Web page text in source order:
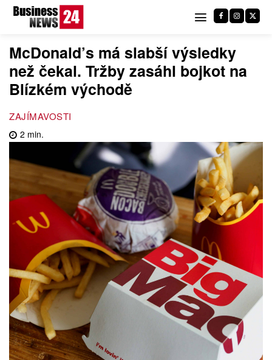
McDonald’s má slabší výsledky
než čekal. Tržby zasáhl bojkot na
Blízkém východě
ZAJÍMAVOSTI
2 min.